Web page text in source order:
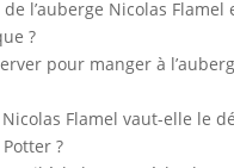
l’auberge Nicolas Flamel
?
pour manger à
Nicolas Flamel vaut-elle le
?